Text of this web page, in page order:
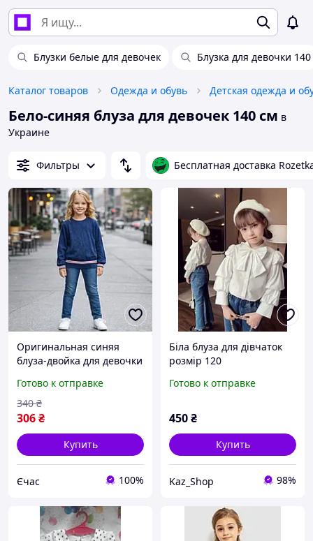
Блузки белые для девочек Блузка для девочки 140
Каталог товаров Одежда и обувь Детская одежда и
Бело-синяя блуза для девочек 140 см в
Украине
Фильтры Бесплатная доставка
Оригинальная синяя
блуза-двойка для девочки
140 см
Готово к отправке
306₴
340 ₴
Купить
Єчас 100%
Біла блуза для дівчаток
розмір 120
Готово к отправке
450₴
Купить
Kaz_Shop 98%